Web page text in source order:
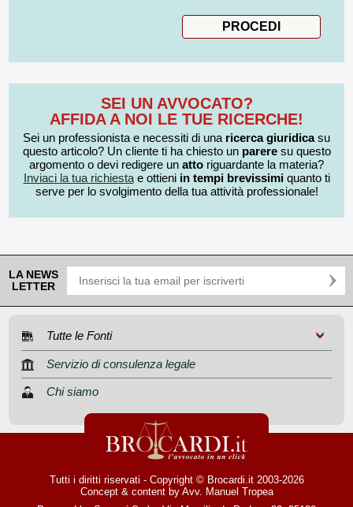
SEI UN AVVOCATO?
AFFIDA A NOI LE TUE RICERCHE!
Sei un professionista e necessiti di una ricerca giuridicasu
questo articolo? Un cliente ti ha chiesto un pareresu questo
argomento o devi redigere un atto riguardante la materia?
Inviaci la tua richiestae ottieni in tempi brevissimiquanto ti
serve per lo svolgimento della tua attività professionale!
LA NEWS
LETTER
Tutte le Fonti
Servizio di consulenza legale
Chi siamo
Tutti i diritti riservati - Copyright © Brocardi.it 2003-2026
Concept & content by Avv. Manuel Tropea